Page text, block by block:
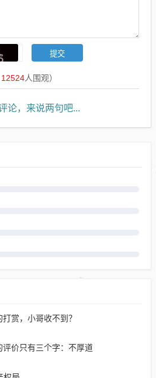
12524人围观）
论，来说两句吧...
赏，小哥收不到？
价只有三个字：不厚道